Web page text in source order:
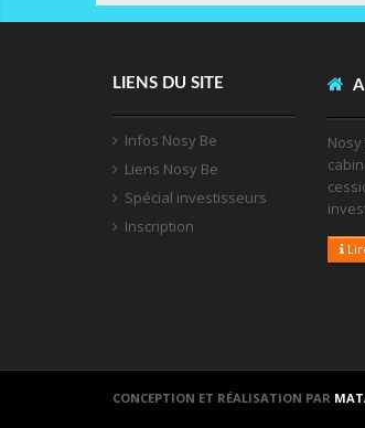
LIENS DU SITE
Infos Nosy Be
Liens Nosy Be
Spécial investisseurs
Inscription
CONCEPTION ET RÉALISATION PAR